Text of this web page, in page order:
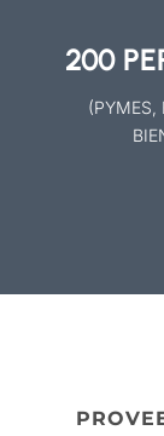
200
(PYMES,